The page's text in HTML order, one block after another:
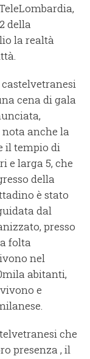
della
la realtà
cena di gala
anche la
il tempio di
e larga 5, che
della
è stato
dal
presso
folta
nel
abitanti,
e
che
presenza , il